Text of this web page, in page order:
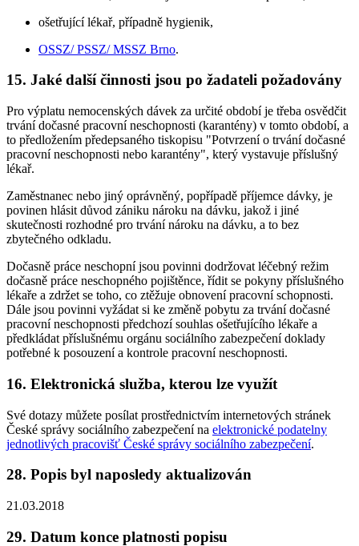
ošetřující lékař, případně hygienik,
OSSZ/ PSSZ/ MSSZ Brno.
15. Jaké další činnosti jsou po žadateli požadovány
Pro výplatu nemocenských dávek za určité období je třeba osvědčit
trvání dočasné pracovní neschopnosti (karantény) v tomto období, a
to předložením předepsaného tiskopisu "Potvrzení o trvání dočasné
pracovní neschopnosti nebo karantény", který vystavuje příslušný
lékař.
Zaměstnanec nebo jiný oprávněný, popřípadě příjemce dávky, je
povinen hlásit důvod zániku nároku na dávku, jakož i jiné
skutečnosti rozhodné pro trvání nároku na dávku, a to bez
zbytečného odkladu.
Dočasně práce neschopní jsou povinni dodržovat léčebný režim
dočasně práce neschopného pojištěnce, řídit se pokyny příslušného
lékaře a zdržet se toho, co ztěžuje obnovení pracovní schopnosti.
Dále jsou povinni vyžádat si ke změně pobytu za trvání dočasné
pracovní neschopnosti předchozí souhlas ošetřujícího lékaře a
předkládat příslušnému orgánu sociálního zabezpečení doklady
potřebné k posouzení a kontrole pracovní neschopnosti.
16. Elektronická služba, kterou lze využít
Své dotazy můžete posílat prostřednictvím internetových stránek
České správy sociálního zabezpečení na elektronické podatelny
jednotlivých pracovišť České správy sociálního zabezpečení.
28. Popis byl naposledy aktualizován
21.03.2018
29. Datum konce platnosti popisu